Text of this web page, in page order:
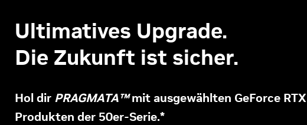
Ultimatives Upgrade.
Die Zukunft ist sicher.
Hol dir PRAGMATA™mit ausgewählten GeForce RTX
Produkten der 50er-Serie.*